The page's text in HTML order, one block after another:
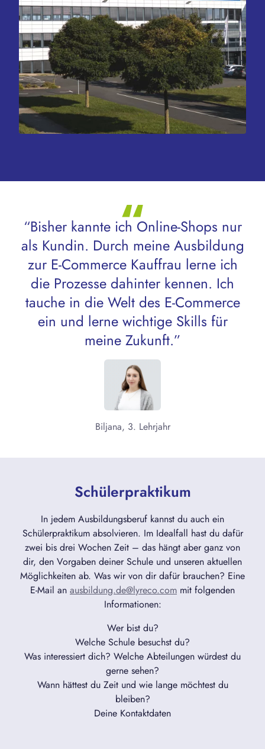
“Bisher kannte ich Online-Shops nur
als Kundin. Durch meine Ausbildung
zur E-Commerce Kauffrau lerne ich
die Prozesse dahinter kennen. Ich
tauche in die Welt des E-Commerce
ein und lerne wichtige Skills für
meine Zukunft.”
Biljana, 3. Lehrjahr
Schülerpraktikum
In jedem Ausbildungsberuf kannst du auch ein
Schülerpraktikum absolvieren. Im Idealfall hast du dafür
zwei bis drei Wochen Zeit – das hängt aber ganz von
dir, den Vorgaben deiner Schule und unseren aktuellen
Möglichkeiten ab. Was wir von dir dafür brauchen? Eine
E-Mail an ausbildung.de@lyreco.com mit folgenden
Informationen:
Wer bist du?
Welche Schule besuchst du?
Was interessiert dich? Welche Abteilungen würdest du
gerne sehen?
Wann hättest du Zeit und wie lange möchtest du
bleiben?
Deine Kontaktdaten